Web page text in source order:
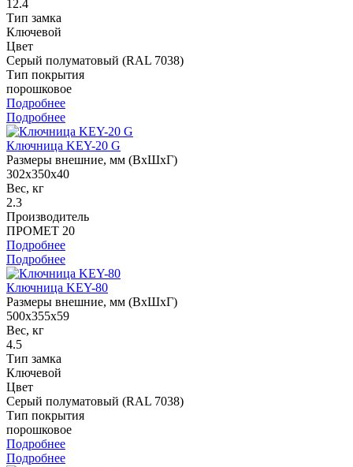
12.4
Тип замка
Ключевой
Цвет
Серый полуматовый (RAL 7038)
Тип покрытия
порошковое
Подробнее
Подробнее
Ключница KEY-20 G
Размеры внешние, мм (ВхШхГ)
302x350x40
Вес, кг
2.3
Производитель
ПРОМЕТ 20
Подробнее
Подробнее
Ключница KEY-80
Размеры внешние, мм (ВхШхГ)
500x355x59
Вес, кг
4.5
Тип замка
Ключевой
Цвет
Серый полуматовый (RAL 7038)
Тип покрытия
порошковое
Подробнее
Подробнее